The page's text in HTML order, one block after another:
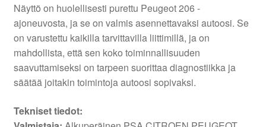
Näyttö on huolellisesti purettu Peugeot 206 -
ajoneuvosta, ja se on valmis asennettavaksi autoosi. Se
on varustettu kaikilla tarvittavilla liittimillä, ja on
mahdollista, että sen koko toiminnallisuuden
saavuttamiseksi on tarpeen suorittaa diagnostiikka ja
säätää joitakin toimintoja autoosi sopivaksi.
Tekniset tiedot: